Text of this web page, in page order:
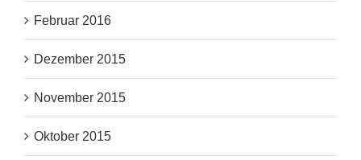
Februar 2016
Dezember 2015
November 2015
Oktober 2015